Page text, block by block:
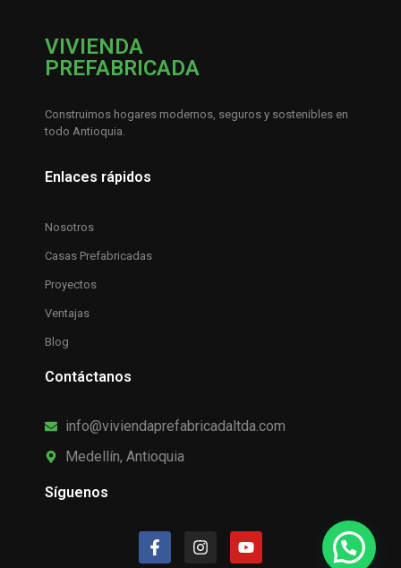
VIVIENDA
PREFABRICADA
Construimos hogares modernos, seguros y sostenibles en
todo Antioquia.
Enlaces rápidos
Nosotros
Casas Prefabricadas
Proyectos
Ventajas
Blog
Contáctanos
info@viviendaprefabricadaltda.com
Medellín, Antioquia
Síguenos